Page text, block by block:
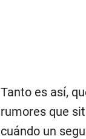
Tanto es así,
rumores que
cuándo un